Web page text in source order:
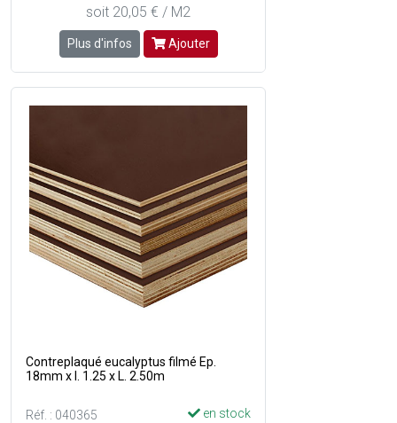
soit 20,05 € / M2
Plus d'infos Ajouter
Contreplaqué eucalyptus filmé Ep.
18mm x l. 1.25 x L. 2.50m
Réf. : 040365 en stock